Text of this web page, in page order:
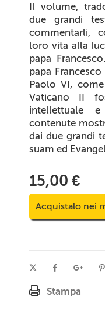
Il volume,
due grandi
commentarli,
loro vita alla
papa
papa
Paolo VI,
Vaticano II
intellettuale
contenute
dai due grandi
suam ed
15,00 €
Acquistalo nei
Stampa